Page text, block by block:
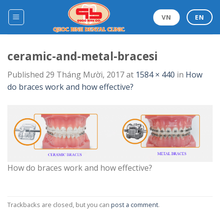
VN EN
ceramic-and-metal-bracesi
Published 29 Tháng Mười, 2017at 1584 × 440 in How
do braces work and how effective?
How do braces work and how effective?
Trackbacks are closed, but you can post a comment.